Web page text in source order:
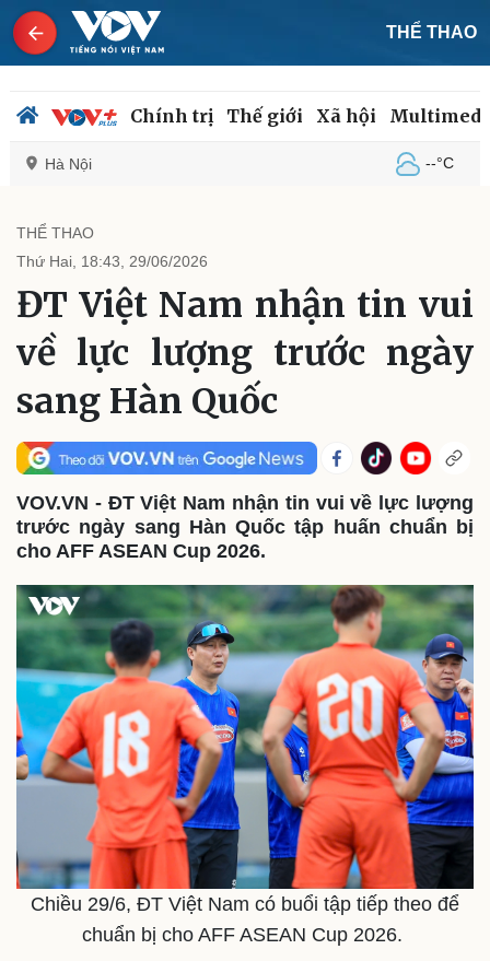
THỂ THAO
Chính trị Thế giới Xã hội
Hà Nội --°C
Chính trị
Đảng
Tổ chức nhân sự
Quốc hội
Nhận diện sự thật
Tin 24h
Dự báo thời tiết
Giáo dục
Dấu ấn VOV
Biển đảo
Multimedia
THỂ THAO
Thứ Hai, 18:43, 29/06/2026
ĐT Việt Nam nhận tin vui
về lực lượng trước ngày
sang Hàn Quốc
VOV.VN - ĐT Việt Nam nhận tin vui về lực lượng
trước ngày sang Hàn Quốc tập huấn chuẩn bị
cho AFF ASEAN Cup 2026.
Chiều 29/6, ĐT Việt Nam có buổi tập tiếp theo để
chuẩn bị cho AFF ASEAN Cup 2026.